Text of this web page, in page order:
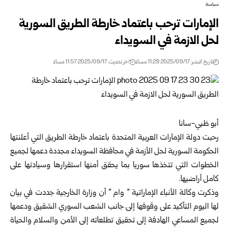
سياسة
الإمارات ترحب باعتماد خارطة الطريق السورية
لحل الازمة في السويداء
تاريخ النشر: 2025/09/17 11:29 مساءً اخر تحديث: 2025/09/17 11:57 مساءً
أبو ظبي-سانا
رحبت دولة الإمارات العربية المتحدة باعتماد خارطة الطريق التي أعلنتها
الحكومة السورية لحل الأزمة في محافظة السويداء مجددة دعمها لجميع
الخطوات التي تتخذها سوريا بما يحقق أمنها استقرارها وسيادتها على
كامل أراضيها.
وذكرت وكالة الأنباء الإماراتية ” وام ” أن وزارة الخارجية جددت في بيان
لها اليوم التأكيد على وقوفها إلى جانب الشعب السوري الشقيق ودعمها
لجميع المساعي الهادفة إلى تحقيق تطلعاته إلى الأمن والسلام والحياة